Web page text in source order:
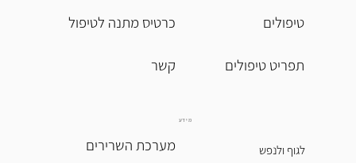
כרטיס מתנה לטיפול
מערכת השרירים
טיפולים
תפריט טיפולים
מידע
לגוף ולנפש